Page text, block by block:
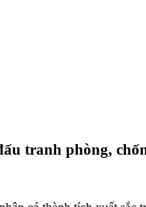
tranh phòng,